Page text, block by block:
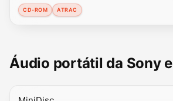
CD-ROM ATRAC
Áudio portátil da Sony